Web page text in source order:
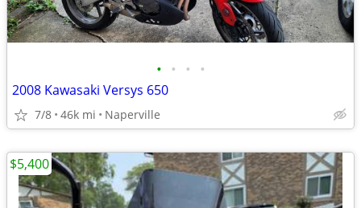
• • • •
2008 Kawasaki Versys 650
7/8 46k mi Naperville
$5,400